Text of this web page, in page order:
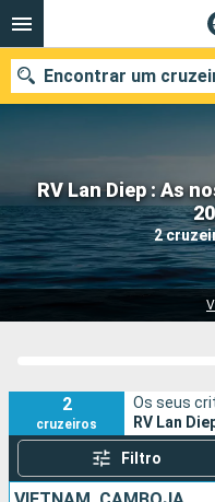
RV Lan Diep : As
2
Encontrar um
Quando ir?
Data de partida
2
cruzeiros
Os seus
RV Lan
Filtro